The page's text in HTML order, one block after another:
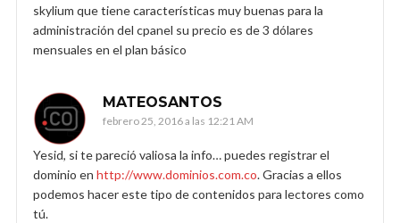
skylium que tiene características muy buenas para la
administración del cpanel su precio es de 3 dólares
mensuales en el plan básico
MATEOSANTOS
febrero 25, 2016 a las 12:21 AM
Yesid, si te pareció valiosa la info… puedes registrar el
dominio en http://www.dominios.com.co. Gracias a ellos
podemos hacer este tipo de contenidos para lectores como
tú.